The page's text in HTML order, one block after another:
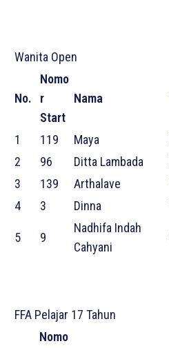
Wanita Open
No.
Nomo
r
Start
Nama
1 119 Maya
2
96 Ditta Lambada
3
139 Arthalave
4
3 Dinna
5 9
Nadhifa Indah
Cahyani
FFA Pelajar 17 Tahun
Nomo